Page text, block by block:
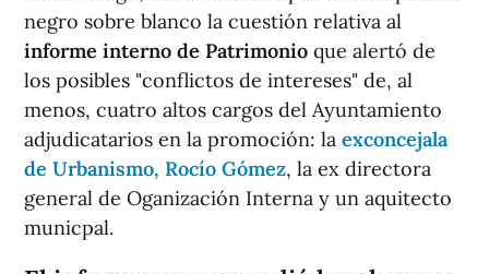
negro sobre blanco la cuestión relativa al
informe interno de Patrimonio que alertó de
los posibles "conflictos de intereses" de, al
menos, cuatro altos cargos del Ayuntamiento
adjudicatarios en la promoción: la exconcejala
de Urbanismo, Rocío Gómez, la ex directora
general de Oganización Interna y un aquitecto
municpal.